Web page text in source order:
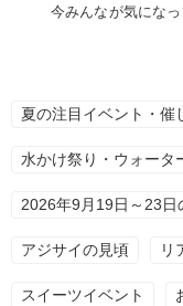
今みんなが気にな
夏の注目イベント・催
水かけ祭り・ウォータ
2026年9月19日～23日
アジサイの見頃 リ
スイーツイベント